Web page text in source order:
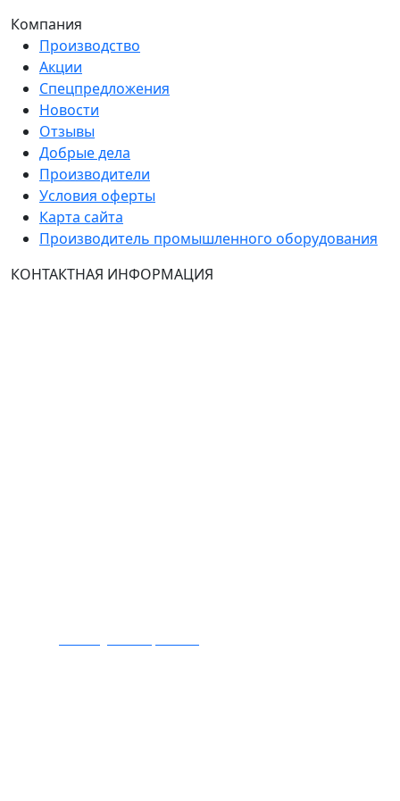
Компания
Производство
Акции
Спецпредложения
Новости
Отзывы
Добрые дела
Производители
Условия оферты
Карта сайта
Производитель промышленного оборудования
КОНТАКТНАЯ ИНФОРМАЦИЯ